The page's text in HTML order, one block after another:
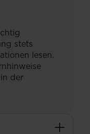
stets
lesen.
der